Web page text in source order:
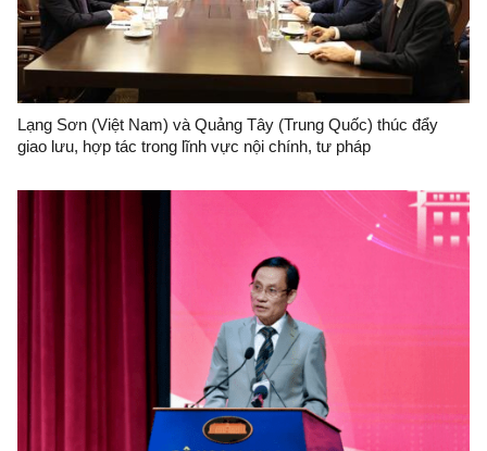
Lạng Sơn (Việt Nam) và Quảng Tây (Trung Quốc) thúc đẩy
giao lưu, hợp tác trong lĩnh vực nội chính, tư pháp